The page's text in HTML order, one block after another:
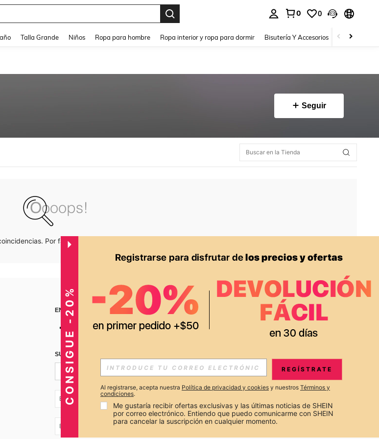
0 0
Talla Grande Niños Ropa para hombre Ropa interior y ropa para dormir Bisutería Y Accesorios Zapatos
Seguir
Por favor inténtalo de nuevo.
ENCUÉNTRANOS EN APP
SUSCRÍBETE PARA RECIBIR OFERTAS EXCLUSIVAS, PROMOCIONES Y NOTICIAS DE SHEIN
Suscribir
EC + 593
EC + 593
CONSIGUE -20% REGÍSTRATE
Al registrarse, acepta nuestra Política de privacidad y cookies y nuestros Términos y
condiciones.
Me gustaría recibir ofertas exclusivas y las últimas noticias de SHEIN
por correo electrónico. Entiendo que puedo comunicarme con SHEIN
para cancelar la suscripción en cualquier momento.